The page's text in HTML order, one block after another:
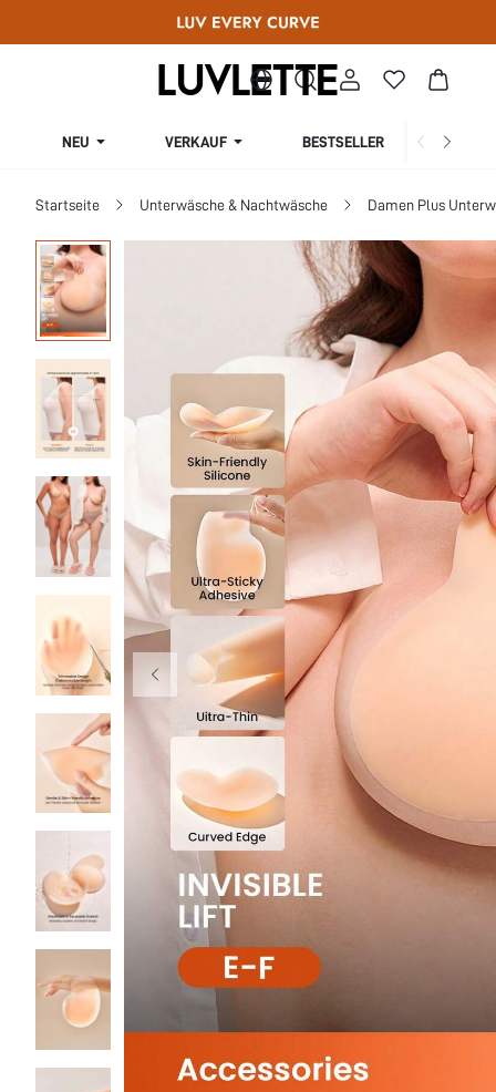
NEU VERKAUF BESTSELLER
Startseite Unterwäsche & Nachtwäsche Damen Plus